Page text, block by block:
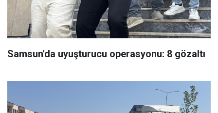
Samsun'da uyuşturucu operasyonu: 8 gözaltı